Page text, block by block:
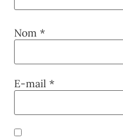
Nom *
E-mail *